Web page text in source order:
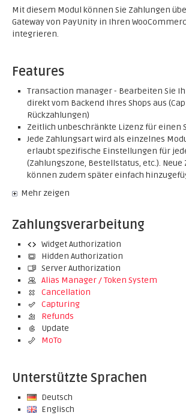
Mit diesem Modul können Sie Zahlungen
Gateway von PayUnity in Ihren
integrieren.
Features
Transaction manager - Bearbeiten Sie
direkt vom Backend Ihres Shops aus
Rückzahlungen)
Zeitlich unbeschränkte Lizenz für einen
Jede Zahlungsart wird als einzelnes
erlaubt spezifische Einstellungen für
(Zahlungszone, Bestellstatus, etc.).
können zudem später einfach
Mehr zeigen
Zahlungsverarbeitung
Widget Authorization
Hidden Authorization
Server Authorization
Alias Manager / Token System
Cancellation
Capturing
Refunds
Update
MoTo
Unterstützte Sprachen
Deutsch
Englisch